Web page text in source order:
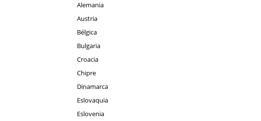
Alemania
Austria
Bélgica
Bulgaria
Croacia
Chipre
Dinamarca
Eslovaquia
Eslovenia